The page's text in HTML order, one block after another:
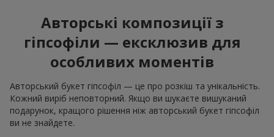
Авторські композиції з
гіпсофіли — ексклюзив для
особливих моментів
Авторський букет гіпсофіл — це про розкіш та унікальність.
Кожний виріб неповторний. Якщо ви шукаєте вишуканий
подарунок, кращого рішення ніж авторський букет гіпсофіл
ви не знайдете.